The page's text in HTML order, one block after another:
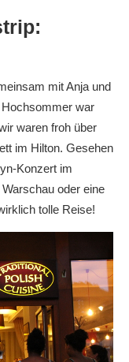
mit Anja und
war
waren froh über
im Hilton. Gesehen
Konzert im
oder eine
tolle Reise!